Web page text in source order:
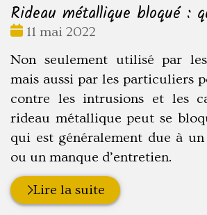
Rideau métallique bloqué :
Date
11 mai 2022
Non seulement utilisé par les
mais aussi par les particuliers
contre les intrusions et les
rideau métallique peut se
qui est généralement due à un
ou un manque d’entretien.
Lire la suite